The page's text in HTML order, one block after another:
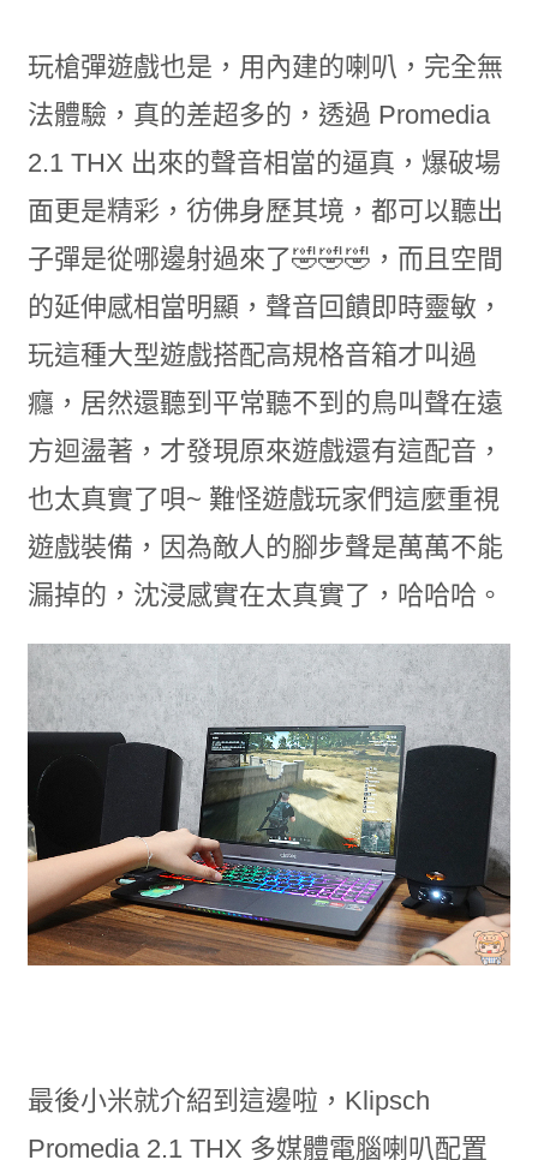
玩槍彈遊戲也是，用內建的喇叭，完全無
法體驗，真的差超多的，透過 Promedia
2.1 THX 出來的聲音相當的逼真，爆破場
面更是精彩，彷佛身歷其境，都可以聽出
子彈是從哪邊射過來了🤣🤣🤣，而且空間
的延伸感相當明顯，聲音回饋即時靈敏，
玩這種大型遊戲搭配高規格音箱才叫過
癮，居然還聽到平常聽不到的鳥叫聲在遠
方迴盪著，才發現原來遊戲還有這配音，
也太真實了唄~ 難怪遊戲玩家們這麼重視
遊戲裝備，因為敵人的腳步聲是萬萬不能
漏掉的，沈浸感實在太真實了，哈哈哈。
最後小米就介紹到這邊啦，Klipsch
Promedia 2.1 THX 多媒體電腦喇叭配置